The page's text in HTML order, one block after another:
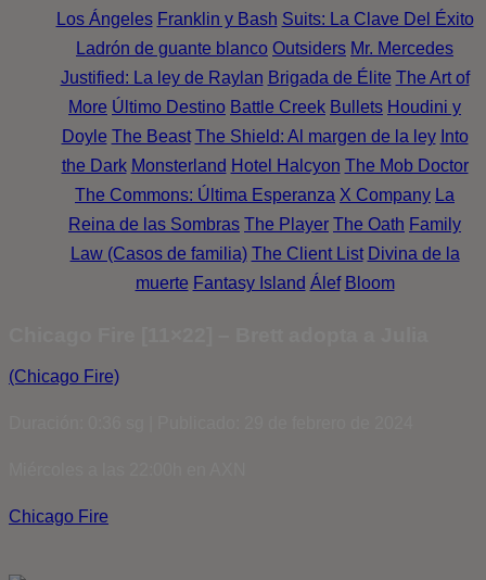
Los Ángeles Franklin y Bash Suits: La Clave Del Éxito
Ladrón de guante blanco Outsiders Mr. Mercedes
Justified: La ley de Raylan Brigada de Élite The Art of
More Último Destino Battle Creek Bullets Houdini y
Doyle The Beast The Shield: Al margen de la ley Into
the Dark Monsterland Hotel Halcyon The Mob Doctor
The Commons: Última Esperanza X Company La
Reina de las Sombras The Player The Oath Family
Law (Casos de familia) The Client List Divina de la
muerte Fantasy Island Álef Bloom
(Chicago Fire)
Chicago Fire